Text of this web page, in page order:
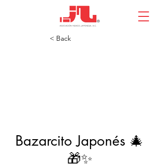
< Back
Bazarcito Japonés 🎄
🎁✨